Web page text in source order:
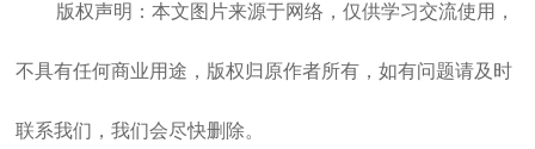
版权声明：本文图片来源于网络，仅供学习交流使用，
不具有任何商业用途，版权归原作者所有，如有问题请及时
联系我们，我们会尽快删除。